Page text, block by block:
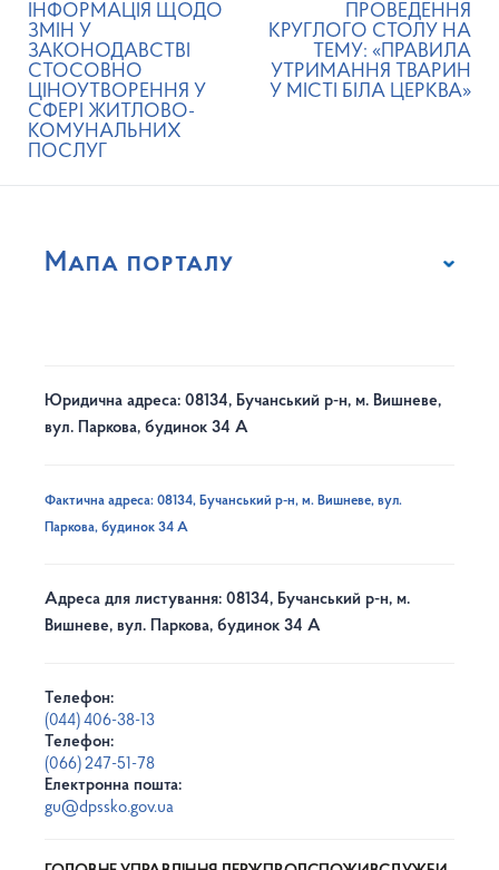
ІНФОРМАЦІЯ ЩОДО
ЗМІН У
ЗАКОНОДАВСТВІ
СТОСОВНО
ЦІНОУТВОРЕННЯ У
СФЕРІ ЖИТЛОВО-
КОМУНАЛЬНИХ
ПОСЛУГ
ПРОВЕДЕННЯ
КРУГЛОГО СТОЛУ НА
ТЕМУ: «ПРАВИЛА
УТРИМАННЯ ТВАРИН
У МІСТІ БІЛА ЦЕРКВА»
Мапа порталу
Юридична адреса: 08134, Бучанський р-н, м. Вишневе,
вул. Паркова, будинок 34 А
Фактична адреса: 08134, Бучанський р-н, м. Вишневе, вул.
Паркова, будинок 34 А
Адреса для листування: 08134, Бучанський р-н, м.
Вишневе, вул. Паркова, будинок 34 А
Телефон:
(044) 406-38-13
Телефон:
(066) 247-51-78
Електронна пошта:
gu@dpssko.gov.ua